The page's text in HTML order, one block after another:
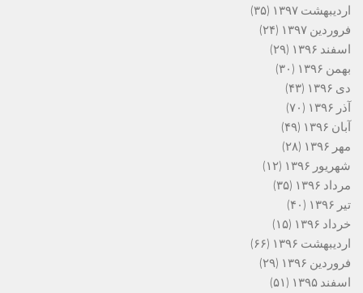
اردیبهشت ۱۳۹۷
(۳۵)
فروردین ۱۳۹۷
(۲۴)
اسفند ۱۳۹۶
(۲۹)
بهمن ۱۳۹۶
(۳۰)
دی ۱۳۹۶
(۴۳)
آذر ۱۳۹۶
(۷۰)
آبان ۱۳۹۶
(۴۹)
مهر ۱۳۹۶
(۲۸)
شهریور ۱۳۹۶
(۱۲)
مرداد ۱۳۹۶
(۳۵)
تیر ۱۳۹۶
(۴۰)
خرداد ۱۳۹۶
(۱۵)
اردیبهشت ۱۳۹۶
(۶۶)
فروردین ۱۳۹۶
(۲۹)
اسفند ۱۳۹۵
(۵۱)